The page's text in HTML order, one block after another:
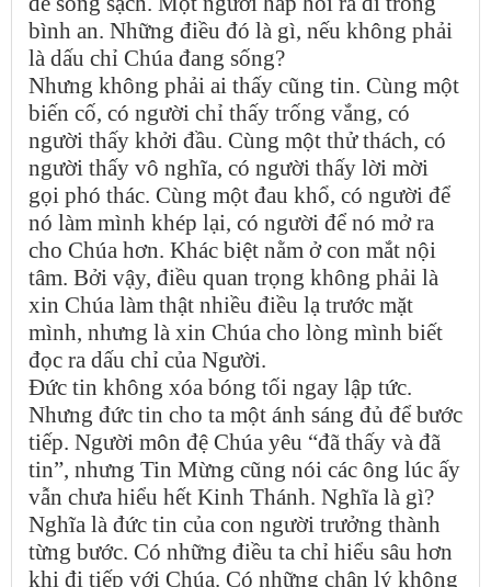
bình an. Những điều đó là gì, nếu không phải
là dấu chỉ Chúa đang sống?
Nhưng không phải ai thấy cũng tin. Cùng một
biến cố, có người chỉ thấy trống vắng, có
người thấy khởi đầu. Cùng một thử thách, có
người thấy vô nghĩa, có người thấy lời mời
gọi phó thác. Cùng một đau khổ, có người để
nó làm mình khép lại, có người để nó mở ra
cho Chúa hơn. Khác biệt nằm ở con mắt nội
tâm. Bởi vậy, điều quan trọng không phải là
xin Chúa làm thật nhiều điều lạ trước mặt
mình, nhưng là xin Chúa cho lòng mình biết
đọc ra dấu chỉ của Người.
Đức tin không xóa bóng tối ngay lập tức.
Nhưng đức tin cho ta một ánh sáng đủ để bước
tiếp. Người môn đệ Chúa yêu “đã thấy và đã
tin”, nhưng Tin Mừng cũng nói các ông lúc ấy
vẫn chưa hiểu hết Kinh Thánh. Nghĩa là gì?
Nghĩa là đức tin của con người trưởng thành
từng bước. Có những điều ta chỉ hiểu sâu hơn
khi đi tiếp với Chúa. Có những chân lý không